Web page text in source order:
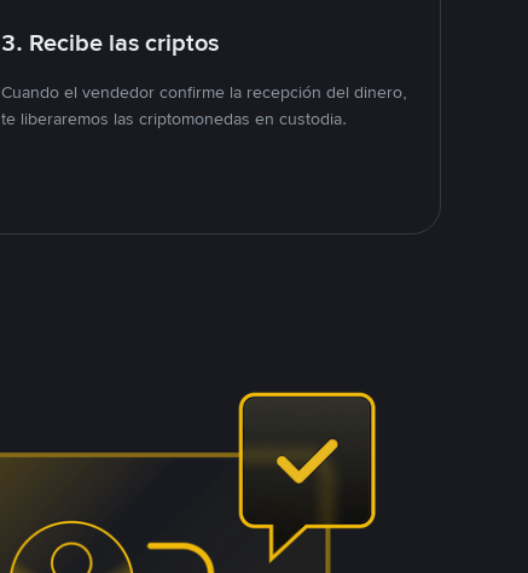
3. Recibe las criptos
Cuando el vendedor confirme la recepción del dinero,
te liberaremos las criptomonedas en custodia.